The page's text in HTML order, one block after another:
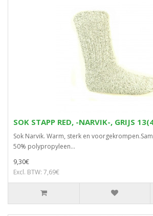
SOK STAPP RED, -NARVIK-, GRIJS
Sok Narvik. Warm, sterk en
50% polypropyleen...
9,30€
Excl. BTW: 7,69€